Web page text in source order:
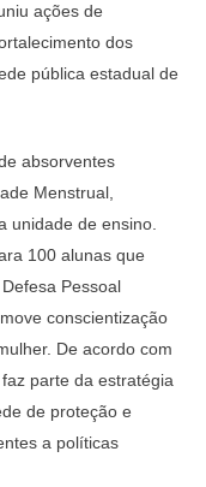
ações de
dos
pública estadual de
absorventes
Menstrual,
unidade de ensino.
100 alunas que
Pessoal
conscientização
De acordo com
parte da estratégia
de proteção e
a políticas